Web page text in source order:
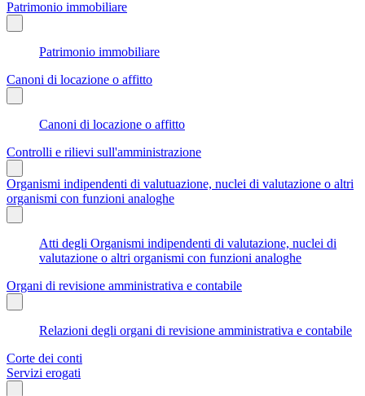
Patrimonio immobiliare
Patrimonio immobiliare
Canoni di locazione o affitto
Canoni di locazione o affitto
Controlli e rilievi sull'amministrazione
Organismi indipendenti di valutuazione, nuclei di valutazione o altri
organismi con funzioni analoghe
Atti degli Organismi indipendenti di valutazione, nuclei di
valutazione o altri organismi con funzioni analoghe
Organi di revisione amministrativa e contabile
Relazioni degli organi di revisione amministrativa e contabile
Corte dei conti
Servizi erogati